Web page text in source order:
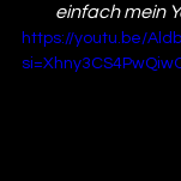
einfach mein
https://youtu.be/